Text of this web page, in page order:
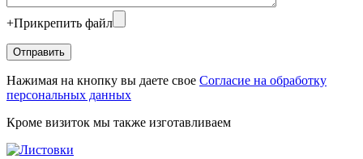
+Прикрепить файл
Нажимая на кнопку вы даете свое Согласие на обработку
персональных данных
Кроме визиток мы также изготавливаем